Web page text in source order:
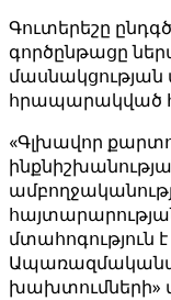
Գուտերեշը
գործընթացը
մասնակցության
հրապարակված
«Գլխավոր
հայտարարության
մտահոգություն է
խախտումների»